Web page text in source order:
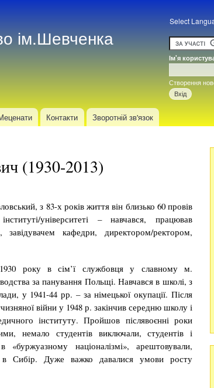
основного
матеріалу
ім.Шевченка
Select
Вхід
Ім'я
Створення
Контакти Зворотній зв'язок
(1930-2013)
з 83-х років життя він близько 60 провів
університеті – навчався, працював
кафедри, директором/ректором,
року в сім’ї службовця у славному м.
запанування Польщі. Навчався в школі, з
у 1941-44 рр. – за німецької окупації. Після
війни у 1948 р. закінчив середню школу і
інституту. Пройшов післявоєнні роки
немало студентів виключали, студентів і
«буржуазному націоналізмі», арештовували,
в Сибір. Дуже важко давалися умови росту